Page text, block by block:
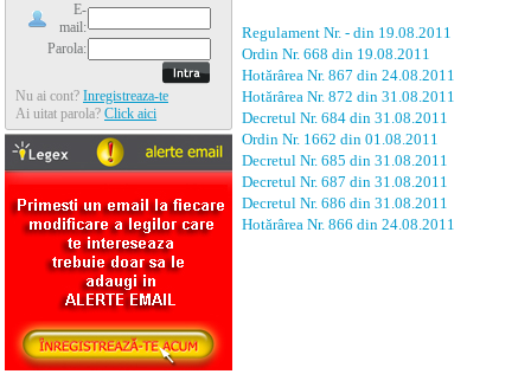
E-
mail:
Parola:
Nu ai cont? Inregistreaza-te
Ai uitat parola? Click aici
Regulament Nr. - din 19.08.2011
Ordin Nr. 668 din 19.08.2011
Hotărârea Nr. 867 din 24.08.2011
Hotărârea Nr. 872 din 31.08.2011
Decretul Nr. 684 din 31.08.2011
Ordin Nr. 1662 din 01.08.2011
Decretul Nr. 685 din 31.08.2011
Decretul Nr. 687 din 31.08.2011
Decretul Nr. 686 din 31.08.2011
Hotărârea Nr. 866 din 24.08.2011